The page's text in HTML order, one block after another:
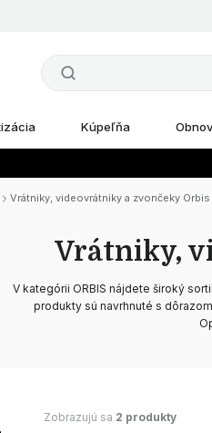
Kúpeľňa
Vrátniky, videovrátniky a zvončeky Orbis
Vrátniky,
V kategórii ORBIS nájdete široký
produkty sú navrhnuté s
Zobrazujú sa 2 produkty